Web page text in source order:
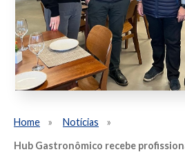
Home
Notícias
Hub Gastronômico recebe